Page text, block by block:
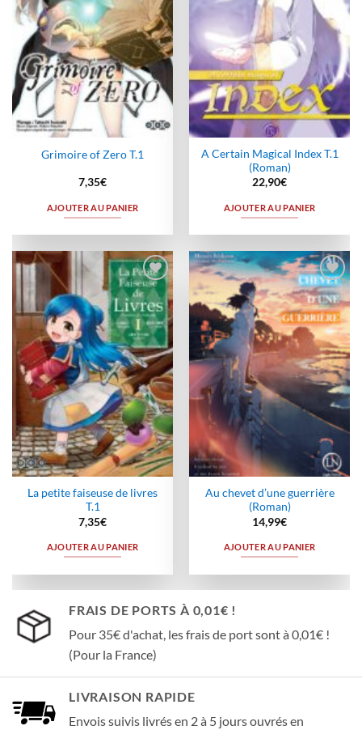
Grimoire of Zero T.1
7,35€
AJOUTER AU PANIER
A Certain Magical Index T.1
(Roman)
22,90€
AJOUTER AU PANIER
Ajouter
à la
wishlist
La petite faiseuse de livres
T.1
7,35€
AJOUTER AU PANIER
Ajouter
à la
wishlist
Au chevet d’une guerrière
(Roman)
14,99€
AJOUTER AU PANIER
FRAIS DE PORTS À 0,01€ !
Pour 35€ d'achat, les frais de port sont à 0,01€ !
(Pour la France)
LIVRAISON RAPIDE
Envois suivis livrés en 2 à 5 jours ouvrés en